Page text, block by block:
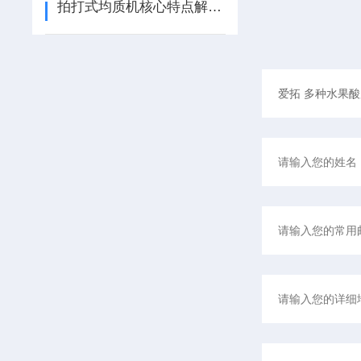
拍打式均质机核心特点解析：赋能样品均匀化精准处理